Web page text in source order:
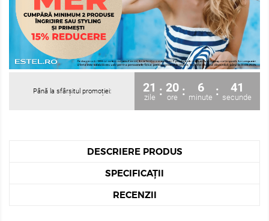
Până la sfârșitul promoției: 21
zile : 20
ore : 6
minute : 40
secunde
DESCRIERE PRODUS
SPECIFICAȚII
RECENZII